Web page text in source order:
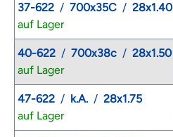
37-622 / 700x35C / 28x1.40
auf Lager
40-622 / 700x38c / 28x1.50
auf Lager
47-622 / k.A. / 28x1.75
auf Lager